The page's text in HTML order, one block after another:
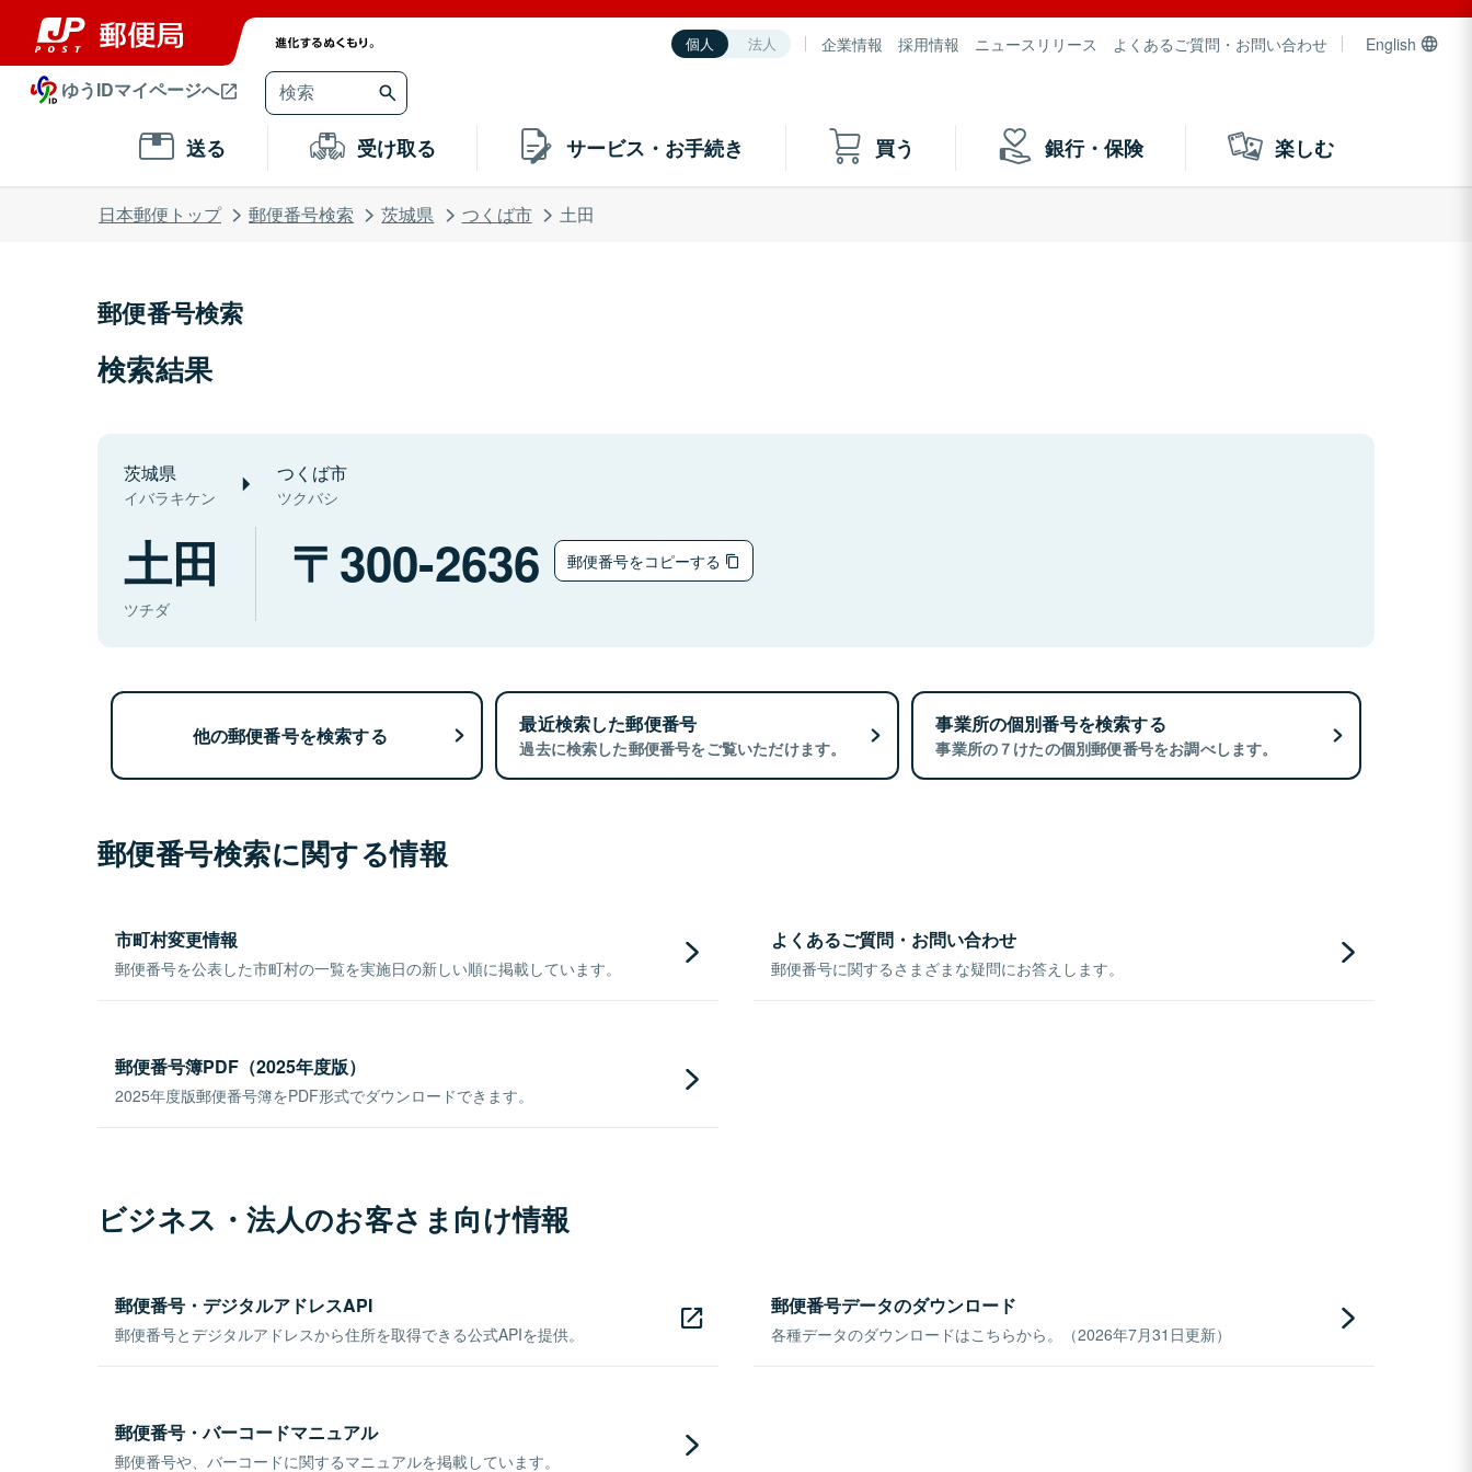
個人 法人 企業情報 採用情報 ニュースリリース よくあるご質問・お問い合わせ English
ゆうIDマイページへ
送る 受け取る サービス・お手続き 買う 銀行・保険 楽しむ
日本郵便トップ 郵便番号検索 茨城県 つくば市 土田
郵便番号検索
検索結果
茨城県
イバラキケン
つくば市
ツクバシ
土田
ツチダ
300-2636 郵便番号をコピーする
他の郵便番号を検索する 最近検索した郵便番号
過去に検索した郵便番号をご覧いただけます。
事業所の個別番号を検索する
事業所の７けたの個別郵便番号をお調べします。
郵便番号検索に関する情報
市町村変更情報
郵便番号を公表した市町村の一覧を実施日の新しい順に掲載しています。
よくあるご質問・お問い合わせ
郵便番号に関するさまざまな疑問にお答えします。
郵便番号簿PDF（2025年度版）
2025年度版郵便番号簿をPDF形式でダウンロードできます。
ビジネス・法人のお客さま向け情報
郵便番号・デジタルアドレスAPI
郵便番号とデジタルアドレスから住所を取得できる公式APIを提供。
郵便番号データのダウンロード
各種データのダウンロードはこちらから。（2026年7月31日更新）
郵便番号・バーコードマニュアル
郵便番号や、バーコードに関するマニュアルを掲載しています。